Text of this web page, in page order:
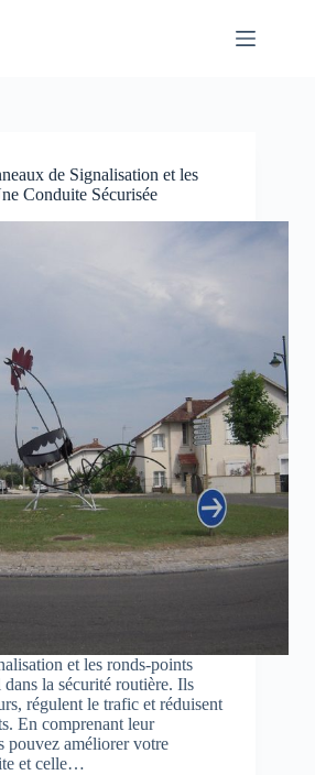
de Signalisation et les
Conduite Sécurisée
et les ronds-points
la sécurité routière. Ils
régulent le trafic et réduisent
En comprenant leur
pouvez améliorer votre
et celle…